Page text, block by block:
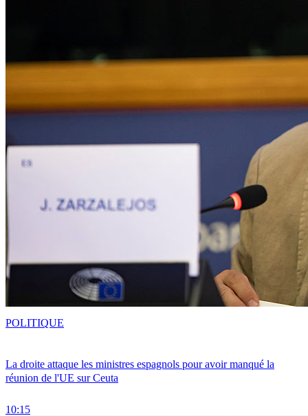
La droite attaque les ministres espagnols pour avoir manqué la
réunion de l'UE sur Ceuta
10:15
POLITIQUE